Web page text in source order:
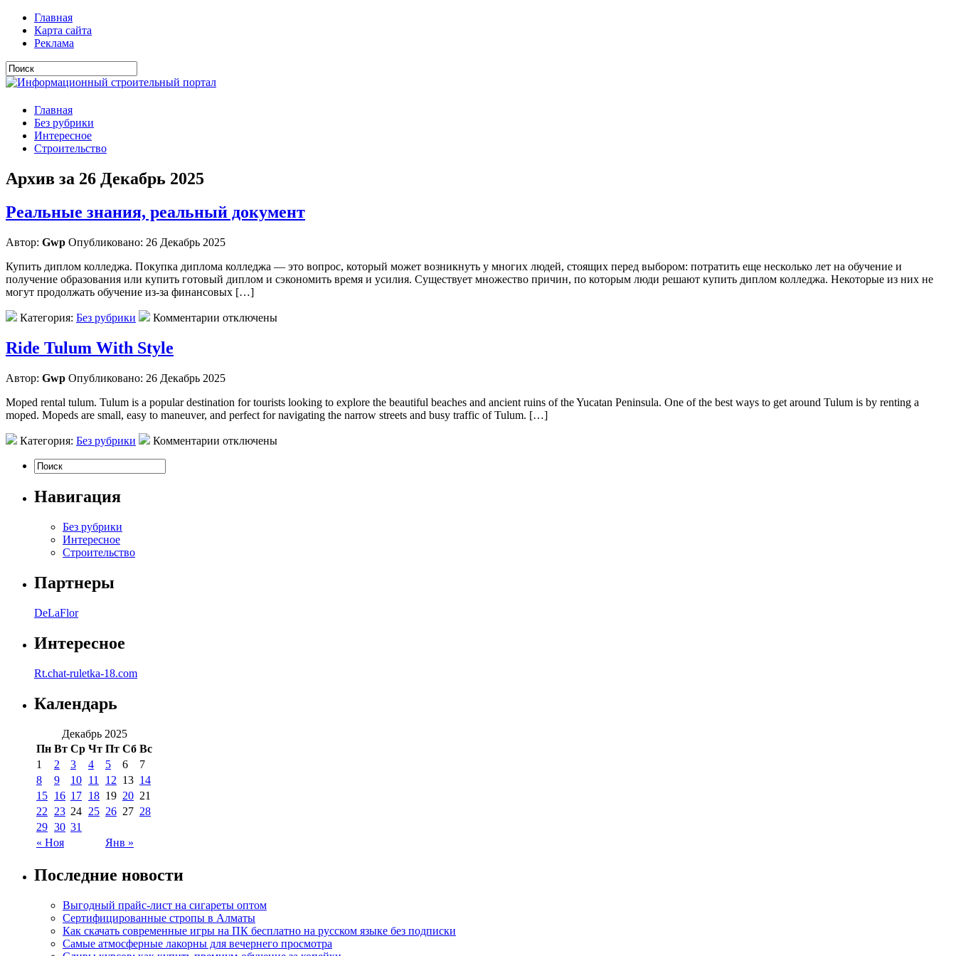
Главная
Карта сайта
Реклама
Главная
Без рубрики
Интересное
Строительство
Архив за 26 Декабрь 2025
Реальные знания, реальный документ
Автор: Gwp Опубликовано: 26 Декабрь 2025
Купить диплом колледжа. Покупка диплома колледжа — это вопрос, который может возникнуть у многих людей, стоящих перед выбором: потратить еще несколько лет на обучение и
получение образования или купить готовый диплом и сэкономить время и усилия. Существует множество причин, по которым люди решают купить диплом колледжа. Некоторые из них не
могут продолжать обучение из-за финансовых […]
Категория: Без рубрики Комментарии отключены
Ride Tulum With Style
Автор: Gwp Опубликовано: 26 Декабрь 2025
Moped rental tulum. Tulum is a popular destination for tourists looking to explore the beautiful beaches and ancient ruins of the Yucatan Peninsula. One of the best ways to get around Tulum is by renting a
moped. Mopeds are small, easy to maneuver, and perfect for navigating the narrow streets and busy traffic of Tulum. […]
Категория: Без рубрики Комментарии отключены
Навигация
Без рубрики
Интересное
Строительство
Партнеры
DeLaFlor
Интересное
Rt.chat-ruletka-18.com
Календарь
Декабрь 2025
Пн Вт Ср Чт Пт Сб Вс
« Ноя Янв »
1 2 3 4 5 6
7
8
9 10 11 12 13 14
15 16 17 18 19 20 21
22
23 24 25 26 27 28
29 30 31
Последние новости
Выгодный прайс-лист на сигареты оптом
Сертифицированные стропы в Алматы
Как скачать современные игры на ПК бесплатно на русском языке без подписки
Самые атмосферные лакорны для вечернего просмотра